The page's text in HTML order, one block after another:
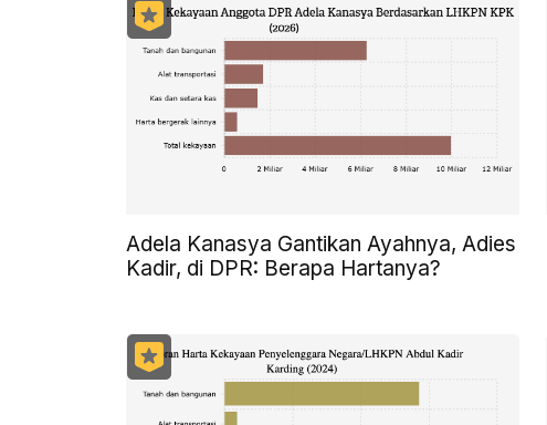
Adela Kanasya Gantikan Ayahnya, Adies
Kadir, di DPR: Berapa Hartanya?